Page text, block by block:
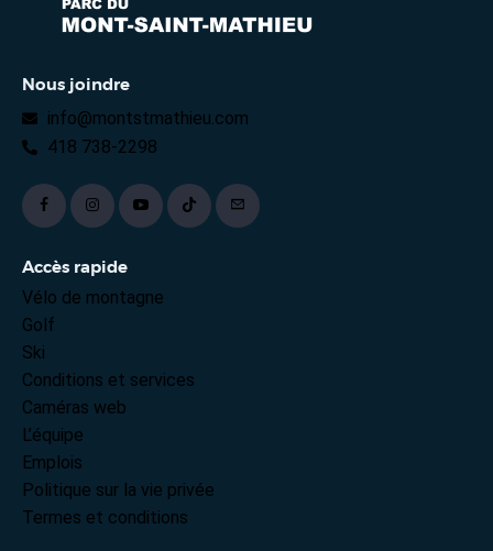
Nous joindre
info@montstmathieu.com
418 738-2298
Accès rapide
Vélo de montagne
Golf
Ski
Conditions et services
Caméras web
L’équipe
Emplois
Politique sur la vie privée
Termes et conditions